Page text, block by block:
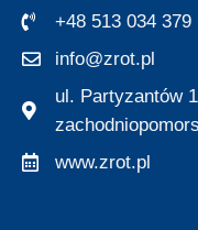
+48 513 034 379
info@zrot.pl
ul. Partyzantów
www.zrot.pl